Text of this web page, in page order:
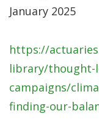
January 2025
https://
library/thought-
campaigns/
finding-our-